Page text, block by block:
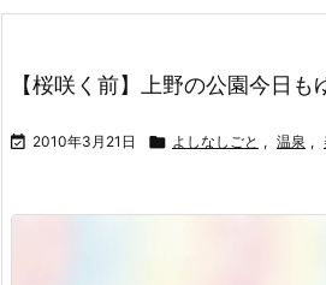
【桜咲く前】上野の公園今日も
 2010年3月21日  よしなしごと , 温泉 ,